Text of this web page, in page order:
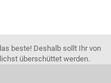
beste! Deshalb sollt Ihr von
überschüttet werden.